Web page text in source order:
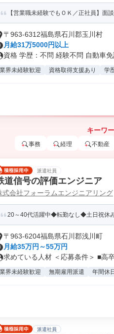
【営業職未経験でもＯＫ／正社員】面
〒963-6312福島県石川郡玉川村
月給31万5000円以上
資格 学歴：不問 経験不問 自動車
業界未経験歓迎 資格取得支援あり 学
キーワ
事務 経理 不動産
派遣社員
道信号の評価エンジニア
式会社フォーラムエンジニアリング
20～40代活躍中◆転勤なし◆土日祝休
〒963-6204福島県石川郡浅川町
月給35万円～55万円
求めている人材 ＜応募条件＞ ■高
業界未経験歓迎 無期雇用派遣 年間休
派遣社員